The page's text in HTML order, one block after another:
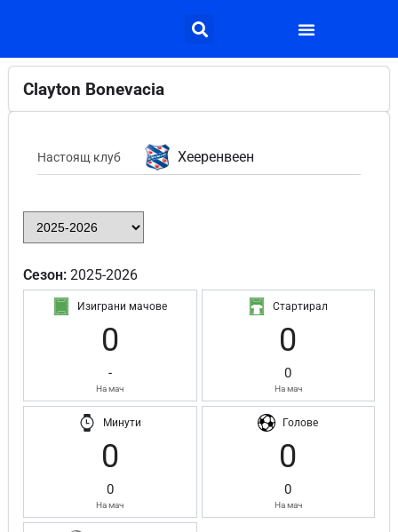
Clayton Bonevacia
Настоящ клуб Хееренвеен
Сезон: 2025-2026
Изиграни мачове
0
-
На мач
Стартирал
0
0
На мач
Минути
0
0
На мач
Голове
0
0
На мач